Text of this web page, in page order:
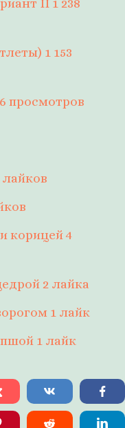
II 1 238
1 153
просмотров
лайков
корицей4
2 лайка
1 лайк
1 лайк